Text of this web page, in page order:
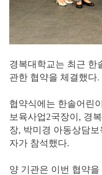
경복대학교는 최근 한
관한 협약을 체결했다.
협약식에는 한솔어린
보육사업2국장이, 경
장, 박미경 아동상담
자가 참석했다.
양 기관은 이번 협약